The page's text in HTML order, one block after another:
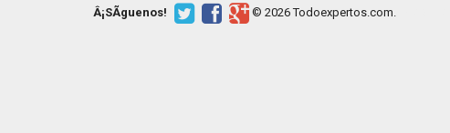
Â¡SÃ­guenos! © 2026 Todoexpertos.com.